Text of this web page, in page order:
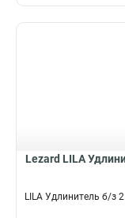
Lezard LILA
LILA Удлинитель б/з